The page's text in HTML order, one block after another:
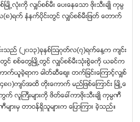
a
t
ၿမဳိ႕လုံးကုိ လွ်ပ္စစ္မီး ေပးေနေသာ ဖုိးသီးခ်ဳိ ကုမၸ
)ရက္ နံနက္ပုိင္းတြင္ လွ်ပ္စစ္မီးျဖတ္ ေတာက္
သည္ (၂၀၁၃)ခုႏွစ္ၾသဂုတ္လ(၇)ရက္ေန႔က က်င္း
င္ စစ္ေတြၿမဳိ႕တြင္ လွ်ပ္စစ္မီးသုံးစြဲခကုိ ယခင္က
ယူခဲ့ရာက ဓါတ္ဆီေစ်း တက္ျခင္းေၾကာင့္လွ်စ္
၈၀)က်ပ္အထိ တုိးေကာက္ မည္ျဖစ္ေၾကာင္း ၿမဳိ႕ေ
က္ လူႀကီးမ်ားကို ဖိတ္ေခၚကာဖုိးသီးခ်ဳိ ကုမၸဏီ
မ်ားမွ တာဝန္ရိွသူမ်ားက ေျပာၾကား ခဲ့သည္။